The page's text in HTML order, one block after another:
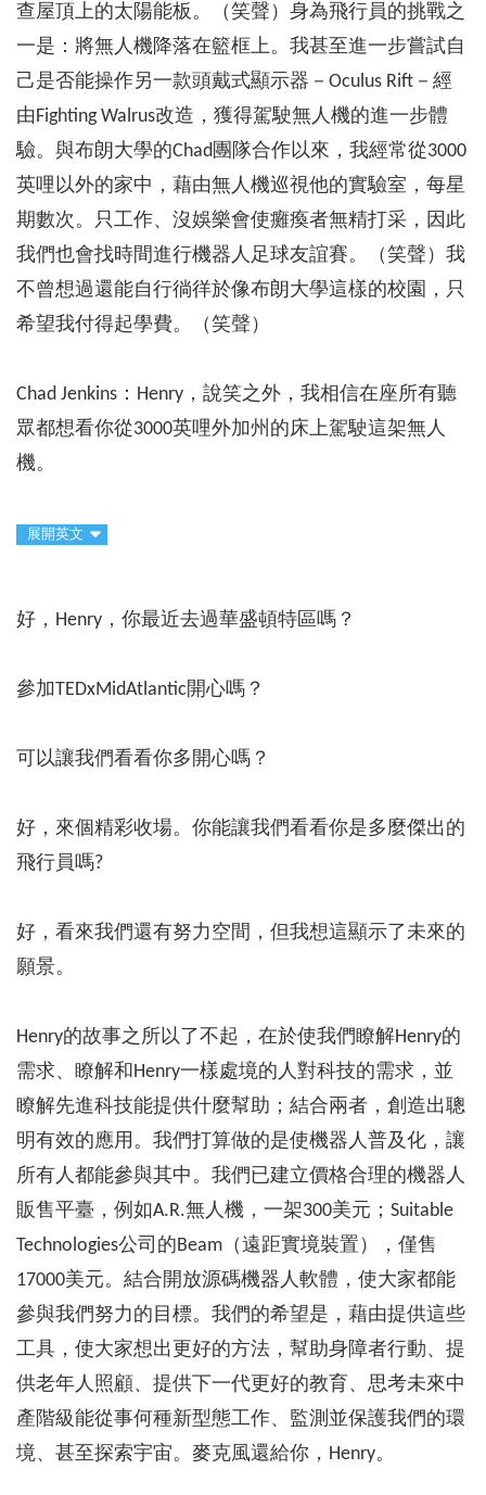
查屋頂上的太陽能板。（笑聲）身為飛行員的挑戰之
一是：將無人機降落在籃框上。我甚至進一步嘗試自
己是否能操作另一款頭戴式顯示器－Oculus Rift－經
由Fighting Walrus改造，獲得駕駛無人機的進一步體
驗。與布朗大學的Chad團隊合作以來，我經常從3000
英哩以外的家中，藉由無人機巡視他的實驗室，每星
期數次。只工作、沒娛樂會使癱瘓者無精打采，因此
我們也會找時間進行機器人足球友誼賽。（笑聲）我
不曾想過還能自行徜徉於像布朗大學這樣的校園，只
希望我付得起學費。（笑聲）
Chad Jenkins：Henry，說笑之外，我相信在座所有聽
眾都想看你從3000英哩外加州的床上駕駛這架無人
機。
展開英文
好，Henry，你最近去過華盛頓特區嗎？
參加TEDxMidAtlantic開心嗎？
可以讓我們看看你多開心嗎？
好，來個精彩收場。你能讓我們看看你是多麼傑出的
飛行員嗎?
好，看來我們還有努力空間，但我想這顯示了未來的
願景。
Henry的故事之所以了不起，在於使我們瞭解Henry的
需求、瞭解和Henry一樣處境的人對科技的需求，並
瞭解先進科技能提供什麼幫助；結合兩者，創造出聰
明有效的應用。我們打算做的是使機器人普及化，讓
所有人都能參與其中。我們已建立價格合理的機器人
販售平臺，例如A.R.無人機，一架300美元；Suitable
Technologies公司的Beam（遠距實境裝置），僅售
17000美元。結合開放源碼機器人軟體，使大家都能
參與我們努力的目標。我們的希望是，藉由提供這些
工具，使大家想出更好的方法，幫助身障者行動、提
供老年人照顧、提供下一代更好的教育、思考未來中
產階級能從事何種新型態工作、監測並保護我們的環
境、甚至探索宇宙。麥克風還給你，Henry。